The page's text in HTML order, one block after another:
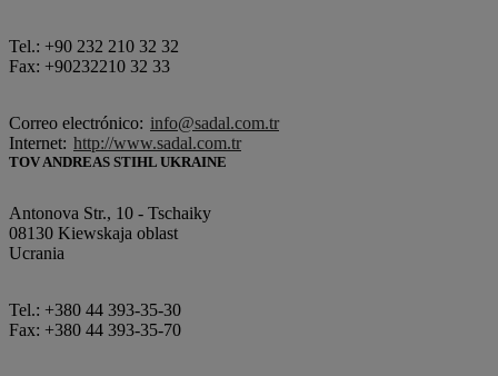
Tel.: +90 232 210 32 32
Fax: +90232210 32 33
Correo electrónico: info@sadal.com.tr
Internet: http://www.sadal.com.tr
TOV ANDREAS STIHL UKRAINE
Antonova Str., 10 - Tschaiky
08130 Kiewskaja oblast
Ucrania
Tel.: +380 44 393-35-30
Fax: +380 44 393-35-70